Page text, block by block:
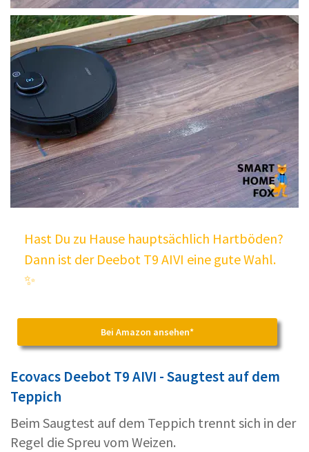
Hast Du zu Hause hauptsächlich Hartböden?
Dann ist der Deebot T9 AIVI eine gute Wahl.
✨
Bei Amazon ansehen*
Ecovacs Deebot T9 AIVI - Saugtest auf dem
Teppich
Beim Saugtest auf dem Teppich trennt sich in der
Regel die Spreu vom Weizen.